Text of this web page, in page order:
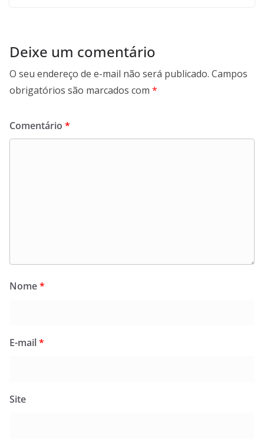
Deixe um comentário
O seu endereço de e-mail não será publicado. Campos
obrigatórios são marcados com *
Comentário *
Nome*
E-mail*
Site